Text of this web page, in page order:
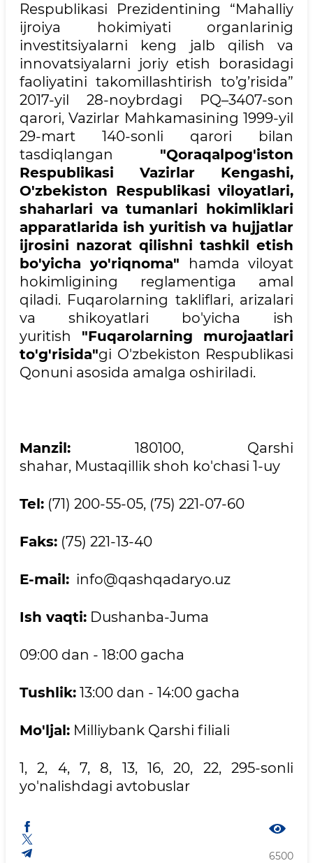
Respublikasi Prezidentining “Mahalliy
ijroiya hokimiyati organlarinig
investitsiyalarni keng jalb qilish va
innovatsiyalarni joriy etish borasidagi
faoliyatini takomillashtirish to’g’risida”
2017-yil 28-noybrdagi PQ–3407-son
qarori, Vazirlar Mahkamasining 1999-yil
29-mart 140-sonli qarori bilan
tasdiqlangan "Qoraqalpog'iston
Respublikasi Vazirlar Kengashi,
O'zbekiston Respublikasi viloyatlari,
shaharlari va tumanlari hokimliklari
apparatlarida ish yuritish va hujjatlar
ijrosini nazorat qilishni tashkil etish
bo'yicha yo'riqnoma" hamda viloyat
hokimligining reglamentiga amal
qiladi. Fuqarolarning takliflari, arizalari
va shikoyatlari bo'yicha ish
yuritish "Fuqarolarning murojaatlari
to'g'risida"gi O'zbekiston Respublikasi
Qonuni asosida amalga oshiriladi.
Manzil: 180100, Qarshi
shahar, Mustaqillik shoh ko'chasi 1-uy
Tel: (71) 200-55-05, (75) 221-07-60
Faks: (75) 221-13-40
E-mail: info@qashqadaryo.uz
Ish vaqti: Dushanba-Juma
09:00 dan - 18:00 gacha
Tushlik: 13:00 dan - 14:00 gacha
Mo'ljal: Milliybank Qarshi filiali
1, 2, 4, 7, 8, 13, 16, 20, 22, 295-sonli
yo'nalishdagi avtobuslar
6500